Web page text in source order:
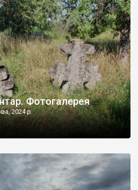
обгризають, бо то улюблений
Голубечому ціла колекція
Село відносно невелике, […]
Фотогалерея
2024 р.